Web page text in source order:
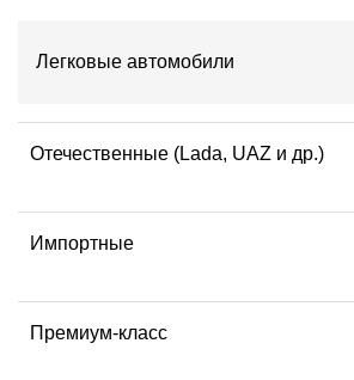
Легковые автомобили
Отечественные (Lada, UAZ и др.)
Импортные
Премиум-класс